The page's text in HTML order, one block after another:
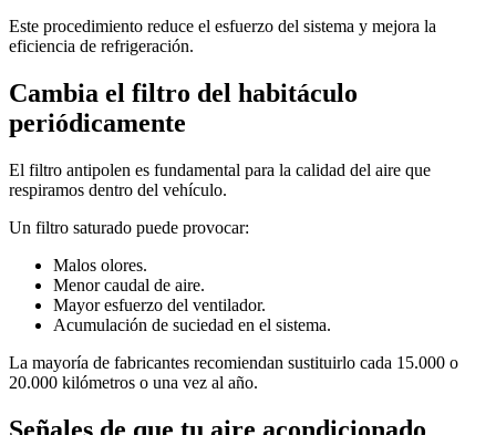
Este procedimiento reduce el esfuerzo del sistema y mejora la
eficiencia de refrigeración.
Cambia el filtro del habitáculo
periódicamente
El filtro antipolen es fundamental para la calidad del aire que
respiramos dentro del vehículo.
Un filtro saturado puede provocar:
Malos olores.
Menor caudal de aire.
Mayor esfuerzo del ventilador.
Acumulación de suciedad en el sistema.
La mayoría de fabricantes recomiendan sustituirlo cada 15.000 o
20.000 kilómetros o una vez al año.